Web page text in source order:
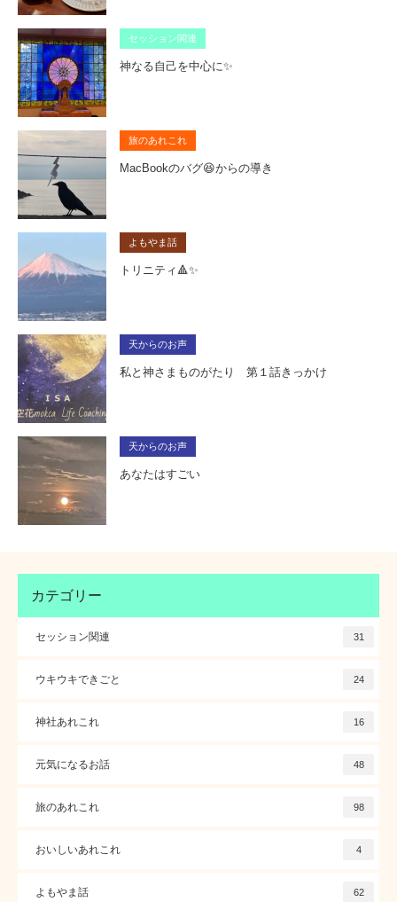
セッション関連
神なる自己を中心に✨
旅のあれこれ
MacBookのバグ😆からの導き
よもやま話
トリニティ🔺✨
天からのお声
私と神さまものがたり 第１話きっかけ
天からのお声
あなたはすごい
カテゴリー
セッション関連 31
ウキウキできごと 24
神社あれこれ 16
元気になるお話 48
旅のあれこれ 98
おいしいあれこれ 4
よもやま話 62